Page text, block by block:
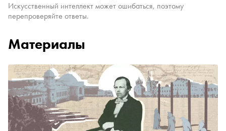
Искусственный интеллект может ошибаться, поэтому
перепроверяйте ответы.
Материалы